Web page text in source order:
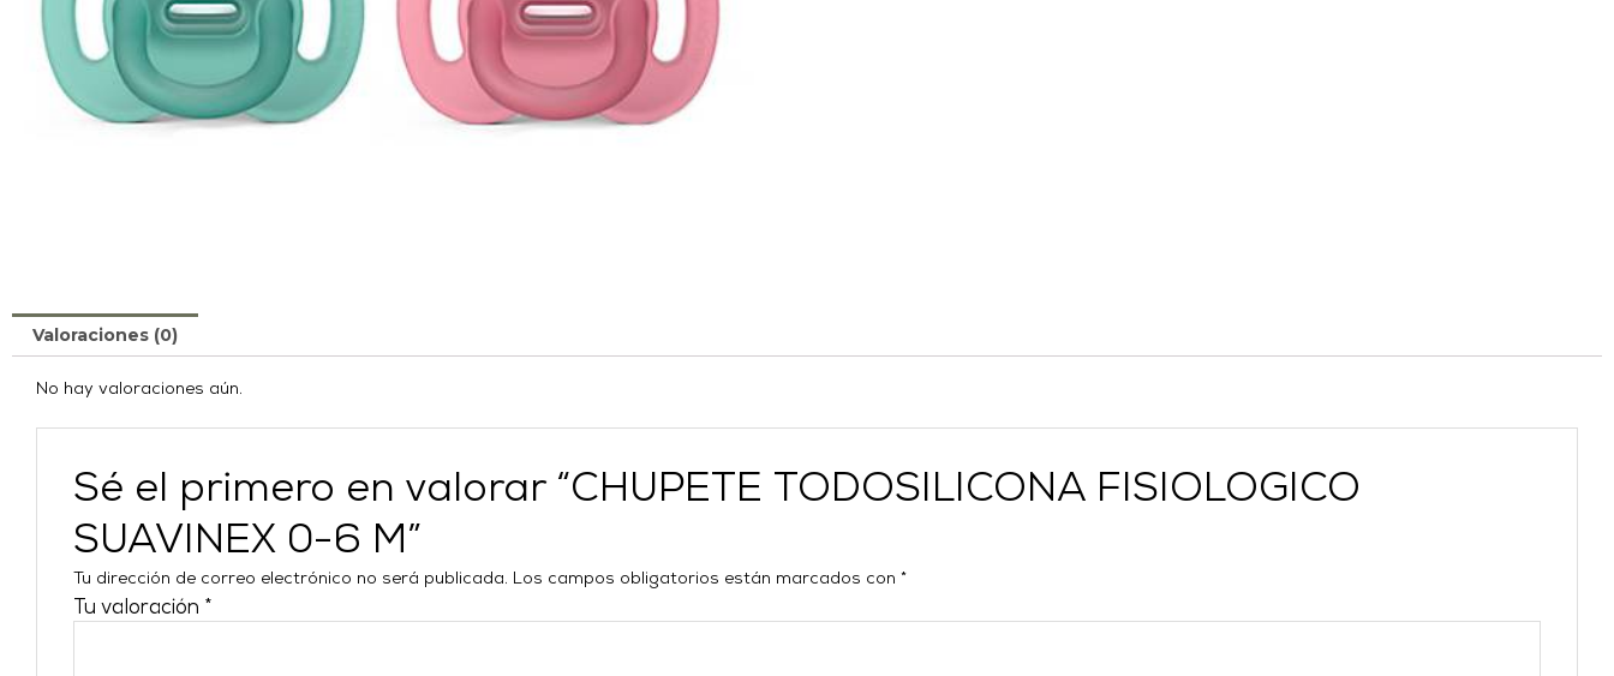
Valoraciones (0)
No hay valoraciones aún.
Sé el primero en valorar “CHUPETE TODOSILICONA FISIOLOGICO
SUAVINEX 0-6 M”
Tu dirección de correo electrónico no será publicada. Los campos obligatorios están marcados con*
Tu valoración *